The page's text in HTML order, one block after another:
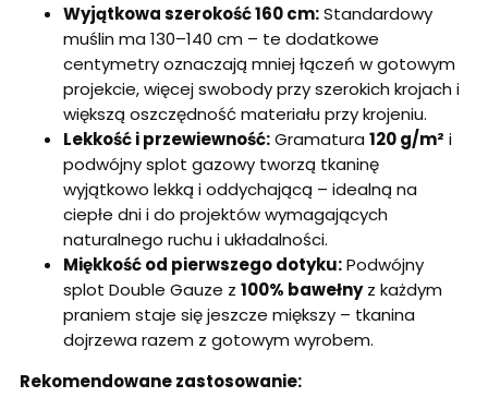
Wyjątkowa szerokość 160 cm:Standardowy
muślin ma 130–140 cm – te dodatkowe
centymetry oznaczają mniej łączeń w gotowym
projekcie, więcej swobody przy szerokich krojach i
większą oszczędność materiału przy krojeniu.
Lekkość i przewiewność:Gramatura 120 g/m² i
podwójny splot gazowy tworzą tkaninę
wyjątkowo lekką i oddychającą – idealną na
ciepłe dni i do projektów wymagających
naturalnego ruchu i układalności.
Miękkość od pierwszego dotyku:Podwójny
splot Double Gauze z 100% bawełnyz każdym
praniem staje się jeszcze miększy – tkanina
dojrzewa razem z gotowym wyrobem.
Rekomendowane zastosowanie: